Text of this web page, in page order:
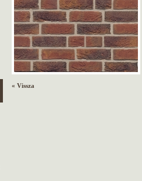
« Vissza